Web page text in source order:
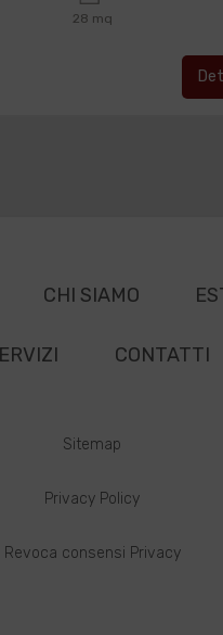
28 mq
CHI SIAMO
CONTATTI
Sitemap
Privacy Policy
Revoca consensi Privacy